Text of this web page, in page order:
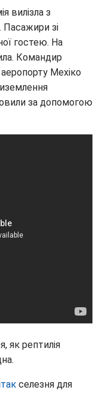
вилізла з
Пасажири зі
гостею. На
Командир
Мехіко
за допомогою
як рептилія
селезня для